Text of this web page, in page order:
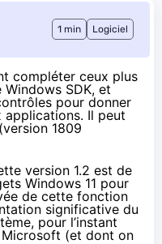
1 min Logiciel
compléter ceux plus
SDK, et
pour donner
applications. Il peut
1809
version 1.2 est de
Windows 11 pour
de cette fonction
significative du
pour l’instant
(et dont on